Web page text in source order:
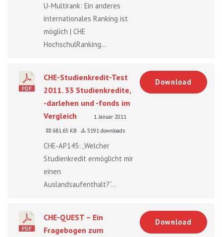
U-Multirank: Ein anderes
internationales Ranking ist
möglich | CHE
HochschulRanking...
CHE-Studienkredit-Test
2011. 33 Studienkredite,
-darlehen und -fonds im
Vergleich
1. Januar 2011
681.65 KB
5191 downloads
CHE-AP145: „Welcher
Studienkredit ermöglicht mir
einen
Auslandsaufenthalt?“...
Download
CHE-QUEST – Ein
Fragebogen zum
Download